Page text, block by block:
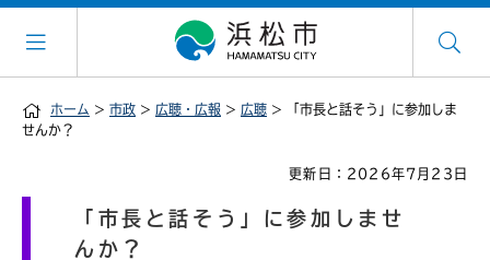
ホーム > 市政 > 広聴・広報 > 広聴 > 「市長と話そう」に参加しま
せんか？
更新日：2026年7月23日
「市長と話そう」に参加しませ
んか？